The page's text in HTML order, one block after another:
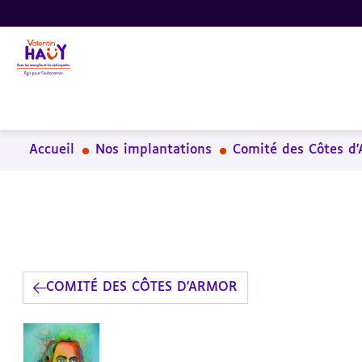
Aller
au
contenu
principal
Aller
au
pied
de
Aller
à
la
recherche
Accueil Nos implantations Comité des Côtes
COMITÉ DES CÔTES D'ARMOR